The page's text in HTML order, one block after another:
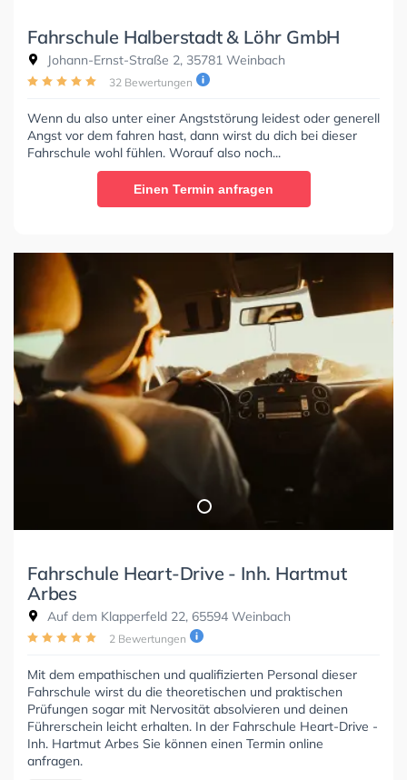
Fahrschule Halberstadt & Löhr GmbH
Johann-Ernst-Straße 2, 35781 Weinbach
32 Bewertungen
Wenn du also unter einer Angststörung leidest oder generell
Angst vor dem fahren hast, dann wirst du dich bei dieser
Fahrschule wohl fühlen. Worauf also noch...
Einen Termin anfragen
Fahrschule Heart-Drive - Inh. Hartmut
Arbes
Auf dem Klapperfeld 22, 65594 Weinbach
2 Bewertungen
Mit dem empathischen und qualifizierten Personal dieser
Fahrschule wirst du die theoretischen und praktischen
Prüfungen sogar mit Nervosität absolvieren und deinen
Führerschein leicht erhalten. In der Fahrschule Heart-Drive -
Inh. Hartmut Arbes Sie können einen Termin online
anfragen.